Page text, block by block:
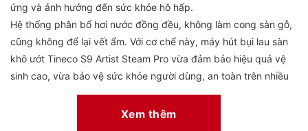
ứng và ảnh hưởng đến sức khỏe hô hấp.
Hệ thống phân bổ hơi nước đồng đều, không làm cong sàn gỗ,
cũng không để lại vết ẩm. Với cơ chế này, máy hút bụi lau sàn
khô ướt Tineco S9 Artist Steam Pro vừa đảm bảo hiệu quả vệ
sinh cao, vừa bảo vệ sức khỏe người dùng, an toàn trên nhiều
bề mặt sàn khác nhau: gạch men, sàn gỗ công nghiệp, đá cẩm
thạch và sàn gỗ tự nhiên.Xem thêm